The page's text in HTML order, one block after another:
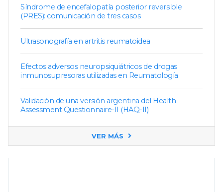
Síndrome de encefalopatía posterior reversible
(PRES): comunicación de tres casos
Ultrasonografía en artritis reumatoidea
Efectos adversos neuropsiquiátricos de drogas
inmunosupresoras utilizadas en Reumatología
Validación de una versión argentina del Health
Assessment Questionnaire-II (HAQ-II)
VER MÁS